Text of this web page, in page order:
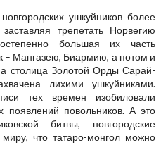
ушкуйников более
трепетать Норвегию
большая их часть
– Мангазею, Биармию, а потом и
столица Золотой Орды Сарай-
лихими ушкуйниками.
тех времен изобиловали
повольников. А это
битвы, новгородские
что татаро-монгол можно